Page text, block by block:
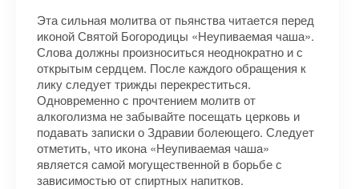
Эта сильная молитва от пьянства читается перед
иконой Святой Богородицы «Неупиваемая чаша».
Слова должны произноситься неоднократно и с
открытым сердцем. После каждого обращения к
лику следует трижды перекреститься.
Одновременно с прочтением молитв от
алкоголизма не забывайте посещать церковь и
подавать записки о Здравии болеющего. Следует
отметить, что икона «Неупиваемая чаша»
является самой могущественной в борьбе с
зависимостью от спиртных напитков.